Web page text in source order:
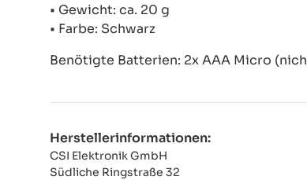
• Gewicht: ca. 20 g
• Farbe: Schwarz
Benötigte Batterien: 2x AAA Micro
Herstellerinformationen:
CSI Elektronik GmbH
Südliche Ringstraße 32